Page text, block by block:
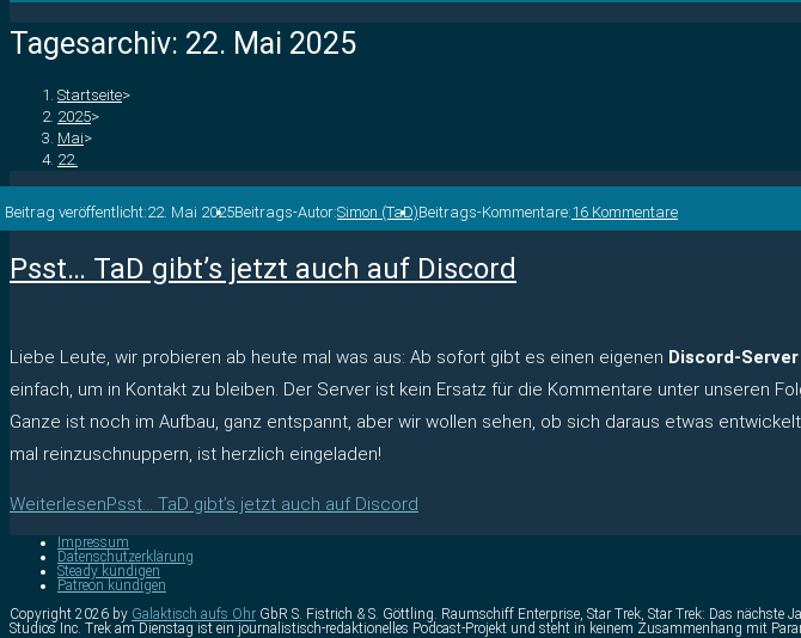
Tagesarchiv: 22. Mai 2025
Startseite>
2025>
Mai>
22.
Beitrag veröffentlicht:22. Mai 2025Beitrags-Autor:Simon (TaD)Beitrags-Kommentare:16 Kommentare
Psst… TaD gibt’s jetzt auch auf Discord
Liebe Leute, wir probieren ab heute mal was aus: Ab sofort gibt es einen eigenen Discord-Server
einfach, um in Kontakt zu bleiben. Der Server ist kein Ersatz für die Kommentare unter unseren
Ganze ist noch im Aufbau, ganz entspannt, aber wir wollen sehen, ob sich daraus etwas
mal reinzuschnuppern, ist herzlich eingeladen!
WeiterlesenPsst… TaD gibt’s jetzt auch auf Discord
Impressum
Datenschutzerklärung
Steady kündigen
Patreon kündigen
Copyright 2026 by Galaktisch aufs Ohr GbR S. Fistrich & S. Göttling. Raumschiff Enterprise, Star Trek, Star Trek: Das
Studios Inc. Trek am Dienstag ist ein journalistisch-redaktionelles Podcast-Projekt und steht in keinem Zusammenhang mit